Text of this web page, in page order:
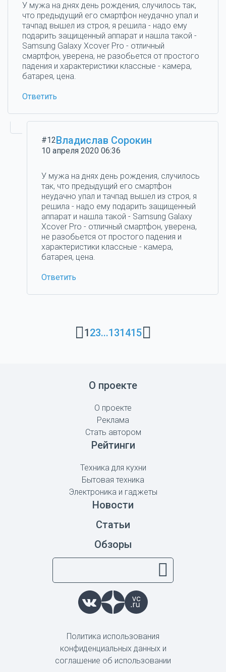
У мужа на днях день рождения, случилось так,
что предыдущий его смартфон неудачно упал и
тачпад вышел из строя, я решила - надо ему
подарить защищенный аппарат и нашла такой -
Samsung Galaxy Xcover Pro - отличный
смартфон, уверена, не разобьется от простого
падения и характеристики классные - камера,
батарея, цена.
Ответить
#12Владислав Сорокин
10 апреля 2020 06:36
У мужа на днях день рождения, случилось
так, что предыдущий его смартфон
неудачно упал и тачпад вышел из строя, я
решила - надо ему подарить защищенный
аппарат и нашла такой - Samsung Galaxy
Xcover Pro - отличный смартфон, уверена,
не разобьется от простого падения и
характеристики классные - камера,
батарея, цена.
Ответить
123...131415
О проекте
О проекте
Реклама
Стать автором
Рейтинги
Техника для кухни
Бытовая техника
Электроника и гаджеты
Новости
Статьи
Обзоры
Политика использования
конфиденциальных данных и
соглашение об использовании